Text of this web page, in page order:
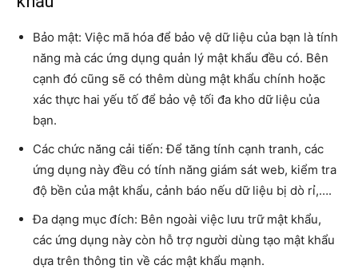
Bảo mật: Việc mã hóa để bảo vệ dữ liệu của bạn là tính
năng mà các ứng dụng quản lý mật khẩu đều có. Bên
cạnh đó cũng sẽ có thêm dùng mật khẩu chính hoặc
xác thực hai yếu tố để bảo vệ tối đa kho dữ liệu của
bạn.
Các chức năng cải tiến: Để tăng tính cạnh tranh, các
ứng dụng này đều có tính năng giám sát web, kiểm tra
độ bền của mật khẩu, cảnh báo nếu dữ liệu bị dò rỉ,….
Đa dạng mục đích: Bên ngoài việc lưu trữ mật khẩu,
các ứng dụng này còn hỗ trợ người dùng tạo mật khẩu
dựa trên thông tin về các mật khẩu mạnh.